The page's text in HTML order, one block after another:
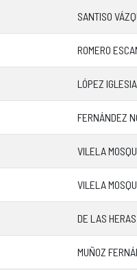
SANTISO
ROMERO
LÓPEZ
FERNÁNDEZ
VILELA
VILELA
DE LAS
MUÑOZ